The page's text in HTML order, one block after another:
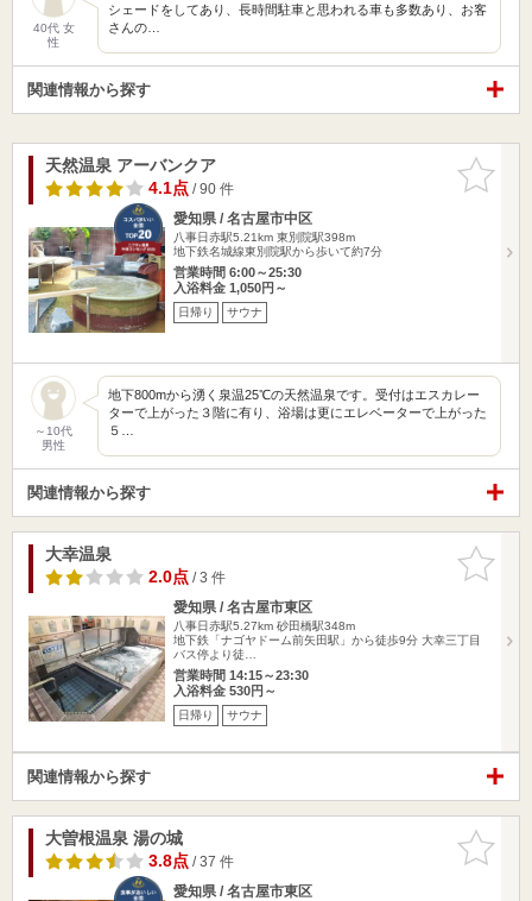
40代 女
性
シェードをしてあり、長時間駐車と思われる車も多数あり、お客
さんの…
関連情報から探す
お気に入
りに追加
天然温泉 アーバンクア
4.1点/ 90 件
愛知県 / 名古屋市中区
八事日赤駅5.21km 東別院駅398m
地下鉄名城線東別院駅から歩いて約7分
営業時間 6:00～25:30
入浴料金 1,050円～
日帰り サウナ
～10代
男性
地下800mから湧く泉温25℃の天然温泉です。受付はエスカレー
ターで上がった３階に有り、浴場は更にエレベーターで上がった
５…
関連情報から探す
お気に入
りに追加
大幸温泉
2.0点/ 3 件
愛知県 / 名古屋市東区
八事日赤駅5.27km 砂田橋駅348m
地下鉄「ナゴヤドーム前矢田駅」から徒歩9分 大幸三丁目
バス停より徒…
営業時間 14:15～23:30
入浴料金 530円～
日帰り サウナ
関連情報から探す
お気に入
りに追加
大曽根温泉 湯の城
3.8点/ 37 件
愛知県 / 名古屋市東区